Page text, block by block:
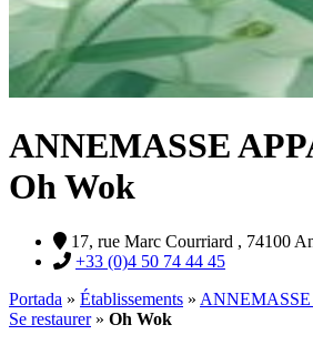
ANNEMASSE
Oh Wok
17, rue Marc Courriard , 74100
+33 (0)4 50 74 44 45
Portada » Établissements » ANNEMASSE
Se restaurer» Oh Wok